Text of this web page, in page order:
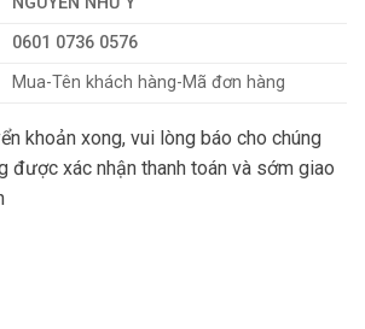
0601 0736 0576
Mua-Tên khách hàng-Mã đơn hàng
khoản xong, vui lòng báo cho chúng
được xác nhận thanh toán và sớm giao